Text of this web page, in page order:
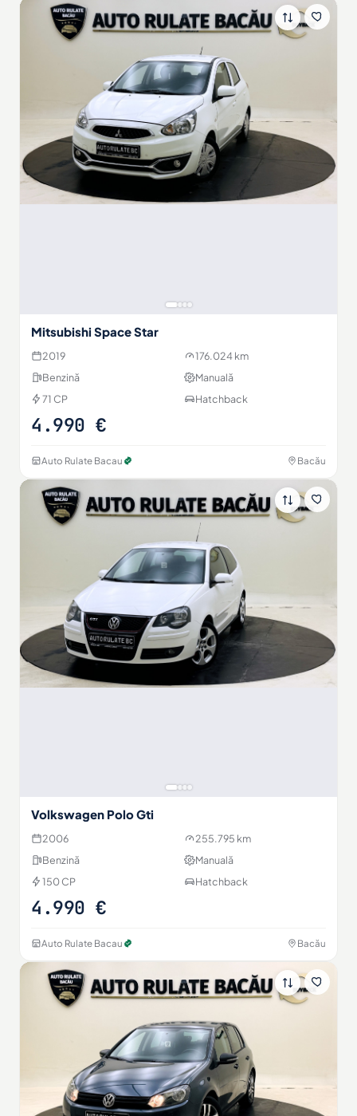
Mitsubishi Space Star
2019
176.024 km
Benzină
Manuală
71 CP
Hatchback
4.990 €
Auto Rulate Bacau Bacău
Volkswagen Polo Gti
2006
255.795 km
Benzină
Manuală
150 CP
Hatchback
4.990 €
Auto Rulate Bacau Bacău